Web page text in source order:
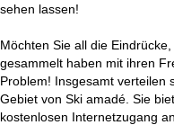
sehen lassen!
Möchten Sie all die
gesammelt haben mit ihren
Problem! Insgesamt verteilen
Gebiet von Ski amadé. Sie
kostenlosen Internetzugang